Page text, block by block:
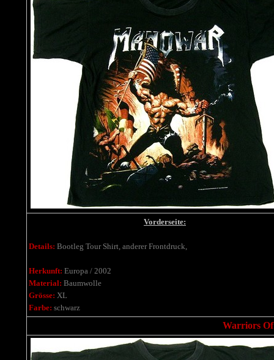
Vorderseite:
Details: Bootleg Tour Shirt, anderer Frontdruck,
Herkunft: Europa / 2002
Material: Baumwolle
Grösse: XL
Farbe: schwarz
Warriors